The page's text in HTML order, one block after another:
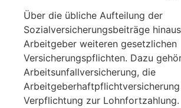
Über die übliche Aufteilung der
Sozialversicherungsbeiträge
Arbeitgeber weiteren gesetzlichen
Versicherungspflichten. Dazu
Arbeitsunfallversicherung, die
Verpflichtung zur Lohnfortzahlung.